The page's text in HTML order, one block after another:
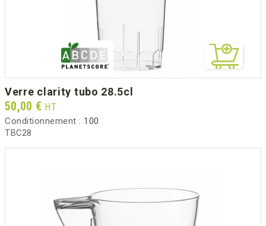
verre clarity tubo 28.5cl
Prix
50,00 € HT
Conditionnement : 100
TBC28